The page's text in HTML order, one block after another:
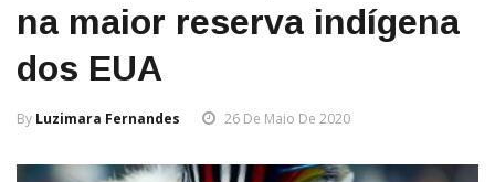
na maior reserva indígena
dos EUA
By Luzimara Fernandes 26 De Maio De 2020